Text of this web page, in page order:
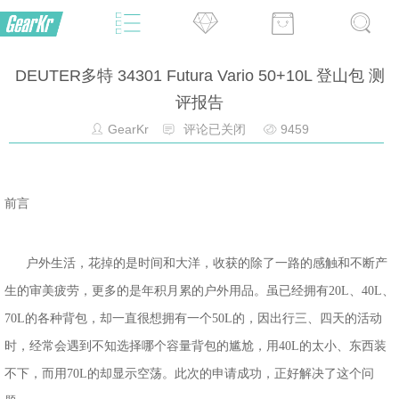
DEUTER多特 34301 Futura Vario 50+10L 登山包 测
评报告
GearKr 评论已关闭 9459
前言
户外生活，花掉的是时间和大洋，收获的除了一路的感触和不断产
生的审美疲劳，更多的是年积月累的户外用品。虽已经拥有20L、40L、
70L的各种背包，却一直很想拥有一个50L的，因出行三、四天的活动
时，经常会遇到不知选择哪个容量背包的尴尬，用40L的太小、东西装
不下，而用70L的却显示空荡。此次的申请成功，正好解决了这个问